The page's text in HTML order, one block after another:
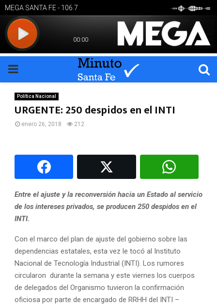
PRIMARY
MENU
Política Nacional
URGENTE: 250 despidos en el INTI
enero 26, 2018 212
Entre el ajuste y la reconversión hacia un Estado al servicio
de los intereses privados, se producen 250 despidos en el
INTI.
Con el marco del plan de ajuste del gobierno sobre las
dependencias estatales, esta vez le tocó al Instituto
Nacional de Tecnología Industrial (INTI). Los rumores
circularon durante la semana y este viernes los cuerpos
de delegados del Organismo tuvieron la confirmación
oficiosa por parte de encargado de RRHH del INTI –